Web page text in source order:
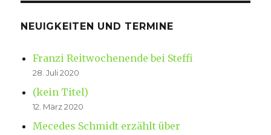
NEUIGKEITEN UND TERMINE
Franzi Reitwochenende bei Steffi
28. Juli 2020
(kein Titel)
12. März 2020
Mecedes Schmidt erzählt über